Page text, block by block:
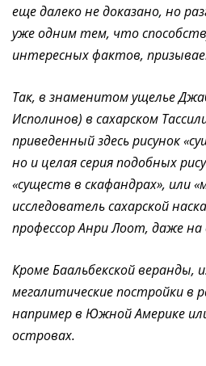
еще далеко не доказано, но
уже одним тем, что
интересных фактов,
Так, в знаменитом ущелье
Исполинов) в сахарском
приведенный здесь рисунок
но и целая серия подобных
«существ в скафандрах», или
исследователь сахарской
профессор Анри Лоот, даже на
Кроме Баальбекской веранды,
мегалитические постройки в
например в Южной Америке
островах.